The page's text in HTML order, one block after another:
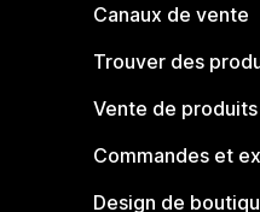
Canaux de vente
Trouver des
Vente de produits
Commandes et
Design de